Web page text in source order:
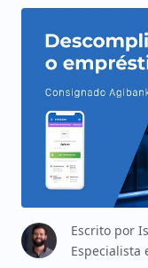
Escrito por
Especialista